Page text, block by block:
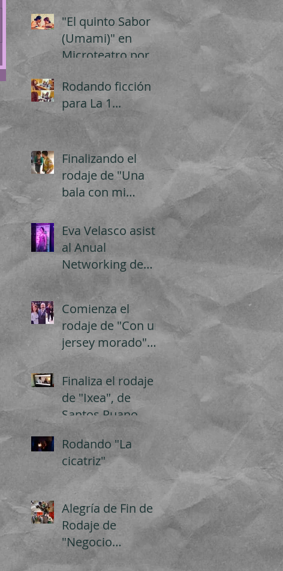
"El quinto Sabor
(Umami)" en
Microteatro por
Rodando ficción
para La 1...
Finalizando el
rodaje de "Una
bala con mi
nombre", de Eitán
Sandom.
Eva Velasco asiste
al Anual
Networking de
Comienza el
rodaje de "Con un
jersey morado"
de David
Cardedal
Finaliza el rodaje
de "Ixea", de
Santos Ruano,
producido por
Ingedda
Producciones, en
cola
Rodando "La
cicatriz"
Alegría de Fin de
Rodaje de
"Negocio
Sangriento"